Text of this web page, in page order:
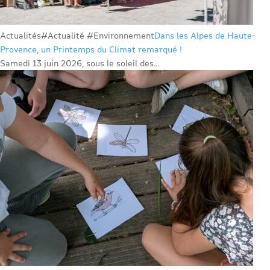
Actualités#Actualité #EnvironnementDans les Alpes de Haute-
Provence, un Printemps du Climat remarqué !
Samedi 13 juin 2026, sous le soleil des...